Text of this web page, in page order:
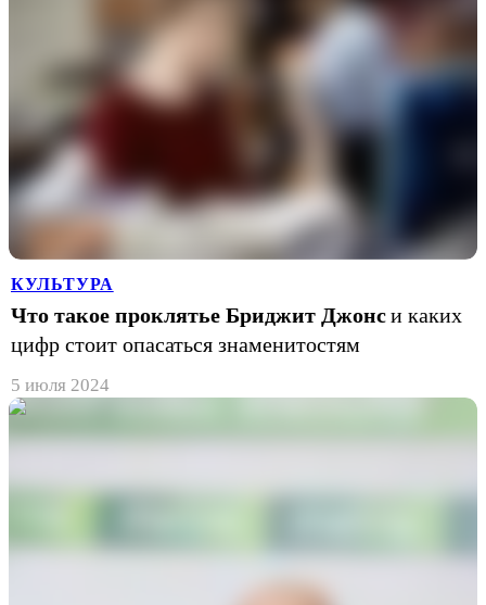
КУЛЬТУРА
Что такое проклятье Бриджит Джонси каких
цифр стоит опасаться знаменитостям
5 июля 2024